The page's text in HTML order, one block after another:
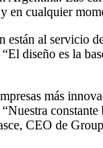
en cualquier
al servicio
diseño es la
más
constante
CEO de